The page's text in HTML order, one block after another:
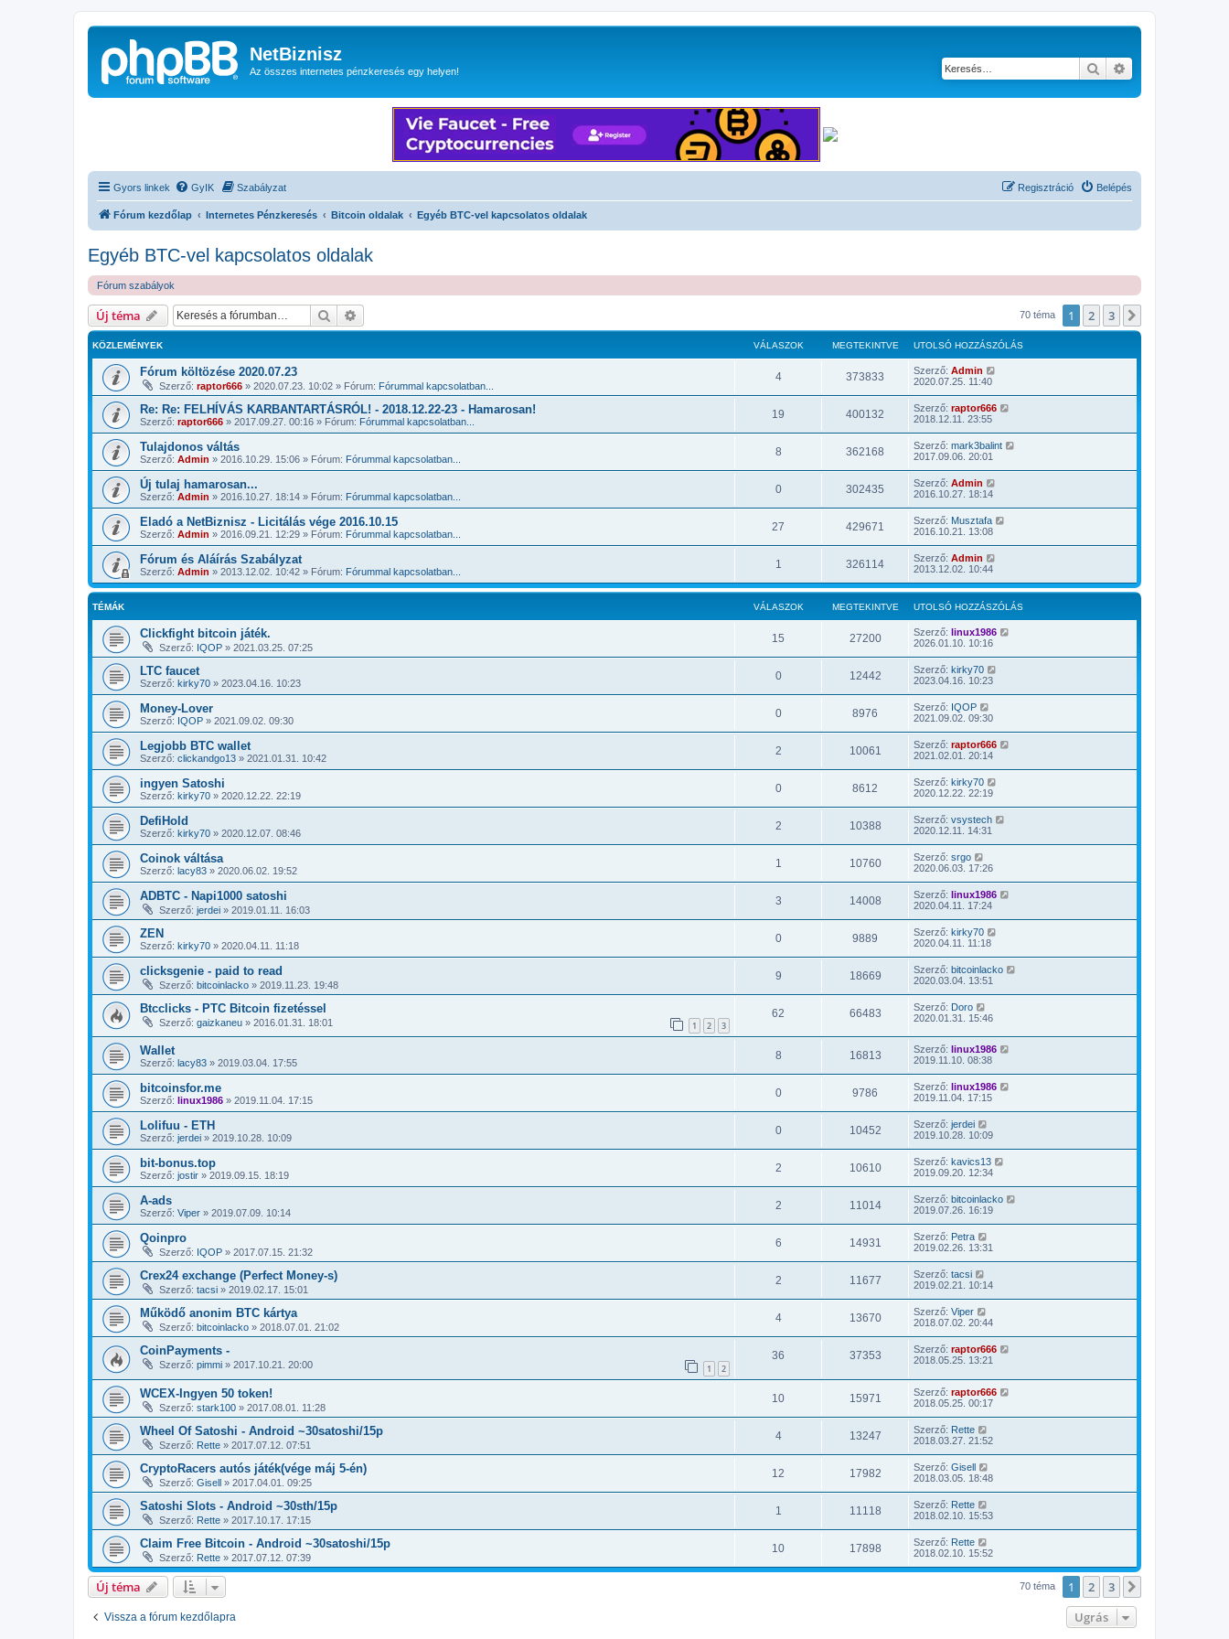
NetBiznisz
Az összes internetes pénzkeresés egy helyen! Keresés
Gyors linkek GyIK Szabályzat Belépés
Regisztráció
Fórum kezdőlap Internetes Pénzkeresés Bitcoin oldalak Egyéb BTC-vel kapcsolatos oldalak
Egyéb BTC-vel kapcsolatos oldalak
Fórum szabályok
Új téma Keresés 70 téma 1 2 3
KÖZLEMÉNYEK VÁLASZOK MEGTEKINTVE UTOLSÓ HOZZÁSZÓLÁS
Fórum költözése 2020.07.23
Szerző: raptor666 » 2020.07.23. 10:02 » Fórum: Fórummal kapcsolatban...
4 373833 Szerző: Admin
2020.07.25. 11:40
Re: Re: FELHÍVÁS KARBANTARTÁSRÓL! - 2018.12.22-23 - Hamarosan!
Szerző: raptor666 » 2017.09.27. 00:16 » Fórum: Fórummal kapcsolatban...
19 400132 Szerző: raptor666
2018.12.11. 23:55
Tulajdonos váltás
Szerző: Admin » 2016.10.29. 15:06 » Fórum: Fórummal kapcsolatban...
8 362168 Szerző: mark3balint
2017.09.06. 20:01
Új tulaj hamarosan...
Szerző: Admin » 2016.10.27. 18:14 » Fórum: Fórummal kapcsolatban...
0 302435 Szerző: Admin
2016.10.27. 18:14
Eladó a NetBiznisz - Licitálás vége 2016.10.15
Szerző: Admin » 2016.09.21. 12:29 » Fórum: Fórummal kapcsolatban...
27 429671 Szerző: Musztafa
2016.10.21. 13:08
Fórum és Aláírás Szabályzat
Szerző: Admin » 2013.12.02. 10:42 » Fórum: Fórummal kapcsolatban...
1 326114 Szerző: Admin
2013.12.02. 10:44
TÉMÁK VÁLASZOK MEGTEKINTVE UTOLSÓ HOZZÁSZÓLÁS
Clickfight bitcoin játék.
Szerző: IQOP » 2021.03.25. 07:25
15 27200 Szerző: linux1986
2026.01.10. 10:16
LTC faucet
Szerző: kirky70 » 2023.04.16. 10:23
0 12442 Szerző: kirky70
2023.04.16. 10:23
Money-Lover
Szerző: IQOP » 2021.09.02. 09:30
0 8976 Szerző: IQOP
2021.09.02. 09:30
Legjobb BTC wallet
Szerző: clickandgo13 » 2021.01.31. 10:42
2 10061 Szerző: raptor666
2021.02.01. 20:14
ingyen Satoshi
Szerző: kirky70 » 2020.12.22. 22:19
0 8612 Szerző: kirky70
2020.12.22. 22:19
DefiHold
Szerző: kirky70 » 2020.12.07. 08:46
2 10388 Szerző: vsystech
2020.12.11. 14:31
Coinok váltása
Szerző: lacy83 » 2020.06.02. 19:52
1 10760 Szerző: srgo
2020.06.03. 17:26
ADBTC - Napi1000 satoshi
Szerző: jerdei » 2019.01.11. 16:03
3 14008 Szerző: linux1986
2020.04.11. 17:24
ZEN
Szerző: kirky70 » 2020.04.11. 11:18
0 9889 Szerző: kirky70
2020.04.11. 11:18
clicksgenie - paid to read
Szerző: bitcoinlacko » 2019.11.23. 19:48
9 18669 Szerző: bitcoinlacko
2020.03.04. 13:51
Btcclicks - PTC Bitcoin fizetéssel
Szerző: gaizkaneu » 2016.01.31. 18:01 1 2 3
62 66483 Szerző: Doro
2020.01.31. 15:46
Wallet
Szerző: lacy83 » 2019.03.04. 17:55
8 16813 Szerző: linux1986
2019.11.10. 08:38
bitcoinsfor.me
Szerző: linux1986 » 2019.11.04. 17:15
0 9786 Szerző: linux1986
2019.11.04. 17:15
Lolifuu - ETH
Szerző: jerdei » 2019.10.28. 10:09
0 10452 Szerző: jerdei
2019.10.28. 10:09
bit-bonus.top
Szerző: jostir » 2019.09.15. 18:19
2 10610 Szerző: kavics13
2019.09.20. 12:34
A-ads
Szerző: Viper » 2019.07.09. 10:14
2 11014 Szerző: bitcoinlacko
2019.07.26. 16:19
Qoinpro
Szerző: IQOP » 2017.07.15. 21:32
6 14931 Szerző: Petra
2019.02.26. 13:31
Crex24 exchange (Perfect Money-s)
Szerző: tacsi » 2019.02.17. 15:01
2 11677 Szerző: tacsi
2019.02.21. 10:14
Működő anonim BTC kártya
Szerző: bitcoinlacko » 2018.07.01. 21:02
4 13670 Szerző: Viper
2018.07.02. 20:44
CoinPayments -
Szerző: pimmi » 2017.10.21. 20:00 1 2
36 37353 Szerző: raptor666
2018.05.25. 13:21
WCEX-Ingyen 50 token!
Szerző: stark100 » 2017.08.01. 11:28
10 15971 Szerző: raptor666
2018.05.25. 00:17
Wheel Of Satoshi - Android ~30satoshi/15p
Szerző: Rette » 2017.07.12. 07:51
4 13247 Szerző: Rette
2018.03.27. 21:52
CryptoRacers autós játék(vége máj 5-én)
Szerző: Gisell » 2017.04.01. 09:25
12 17982 Szerző: Gisell
2018.03.05. 18:48
Satoshi Slots - Android ~30sth/15p
Szerző: Rette » 2017.10.17. 17:15
1 11118 Szerző: Rette
2018.02.10. 15:53
Claim Free Bitcoin - Android ~30satoshi/15p
Szerző: Rette » 2017.07.12. 07:39
10 17898 Szerző: Rette
2018.02.10. 15:52
Új téma 70 téma 1 2 3
Vissza a fórum kezdőlapra Ugrás